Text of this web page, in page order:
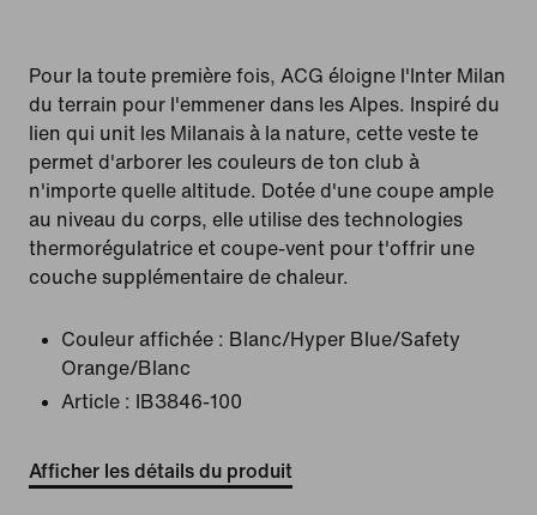
Pour la toute première fois, ACG éloigne l'Inter Milan
du terrain pour l'emmener dans les Alpes. Inspiré du
lien qui unit les Milanais à la nature, cette veste te
permet d'arborer les couleurs de ton club à
n'importe quelle altitude. Dotée d'une coupe ample
au niveau du corps, elle utilise des technologies
thermorégulatrice et coupe-vent pour t'offrir une
couche supplémentaire de chaleur.
Couleur affichée : Blanc/Hyper Blue/Safety
Orange/Blanc
Article :
IB3846-100
Afficher les détails du produit